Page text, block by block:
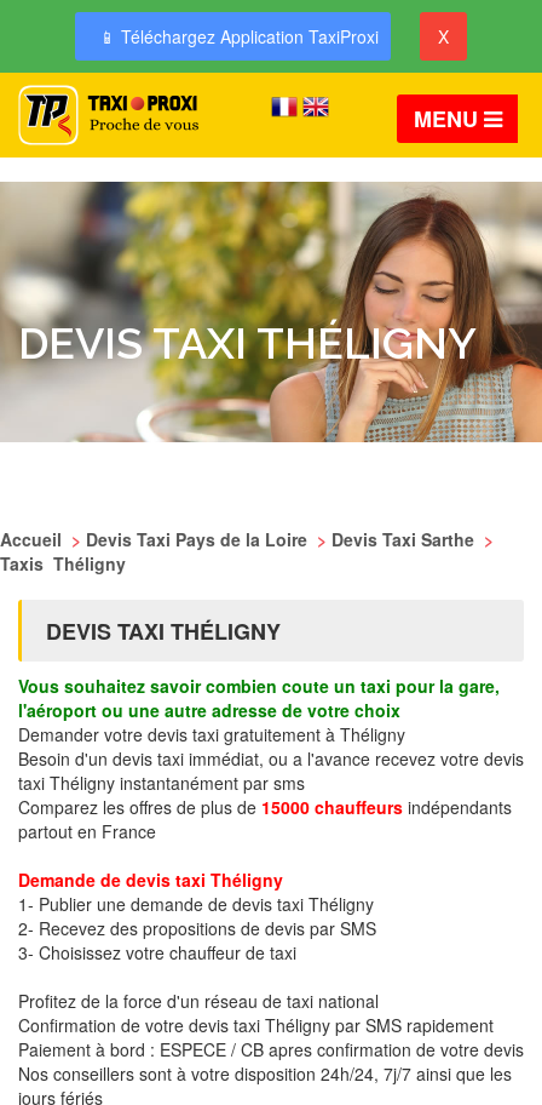
📱 Téléchargez Application TaxiProxi X
MENU
DEVIS TAXI THÉLIGNY
Accueil > Devis Taxi Pays de la Loire > Devis Taxi Sarthe >
Taxis Théligny
DEVIS TAXI THÉLIGNY
Vous souhaitez savoir combien coute un taxi pour la gare,
l'aéroport ou une autre adresse de votre choix
Demander votre devis taxi gratuitement à Théligny
Besoin d'un devis taxi immédiat, ou a l'avance recevez votre devis
taxi Théligny instantanément par sms
Comparez les offres de plus de 15000 chauffeurs indépendants
partout en France
Demande de devis taxi Théligny
1- Publier une demande de devis taxi Théligny
2- Recevez des propositions de devis par SMS
3- Choisissez votre chauffeur de taxi
Profitez de la force d'un réseau de taxi national
Confirmation de votre devis taxi Théligny par SMS rapidement
Paiement à bord : ESPECE / CB apres confirmation de votre devis
Nos conseillers sont à votre disposition 24h/24, 7j/7 ainsi que les
jours fériés